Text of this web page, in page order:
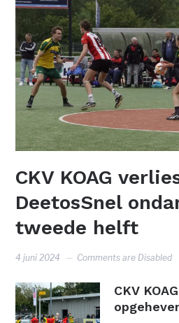
CKV KOAG
DeetosSnel
tweede helft
4 juni 2024 Comments are Disabled
CKV